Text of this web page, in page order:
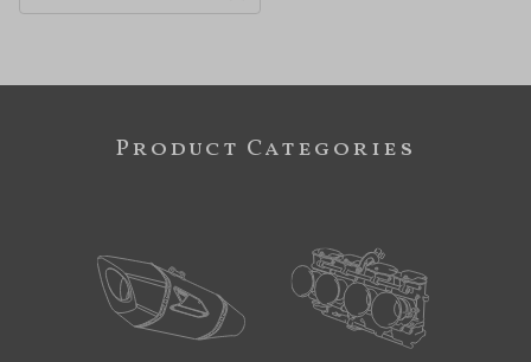
Product Categories